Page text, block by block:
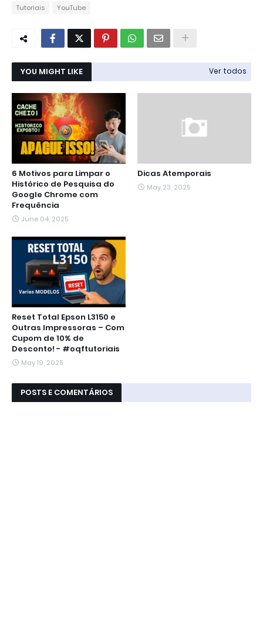
Tutoriais
YouTube
YOU MIGHT LIKE Ver todos
6 Motivos para Limpar o
Histórico de Pesquisa do
Google Chrome com
Frequência
June 04, 2025
Dicas Atemporais
May 23, 2025
Reset Total Epson L3150 e
Outras Impressoras – Com
Cupom de 10% de
Desconto! - #oqftutoriais
May 19, 2025
POSTS E COMENTÁRIOS